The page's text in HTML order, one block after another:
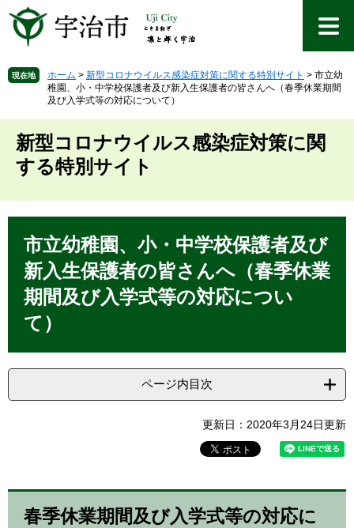
先を 現在地 ホーム > 新型コロナウイルス感染症対策に関する特別サイト > 市立幼
稚園、小・中学校保護者及び新入生保護者の皆さんへ（春季休業期間
及び入学式等の対応について）
新型コロナウイルス感染症対策に関
する特別サイト
市立幼稚園、小・中学校保護者及び
新入生保護者の皆さんへ（春季休業
期間及び入学式等の対応につい
て）
ページ内目次
更新日：2020年3月24日更新
春季休業期間及び入学式等の対応に